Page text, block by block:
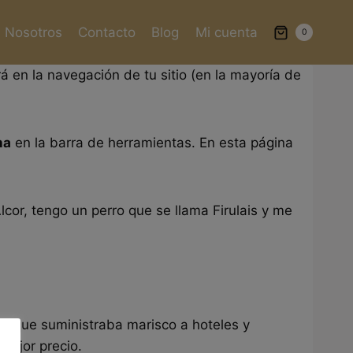
Nosotros Contacto Blog Mi cuenta 0
en la navegación de tu sitio (en la mayoría de
en la barra de herramientas. En esta página
tengo un perro que se llama Firulais y me
que suministraba marisco a hoteles y
precio.